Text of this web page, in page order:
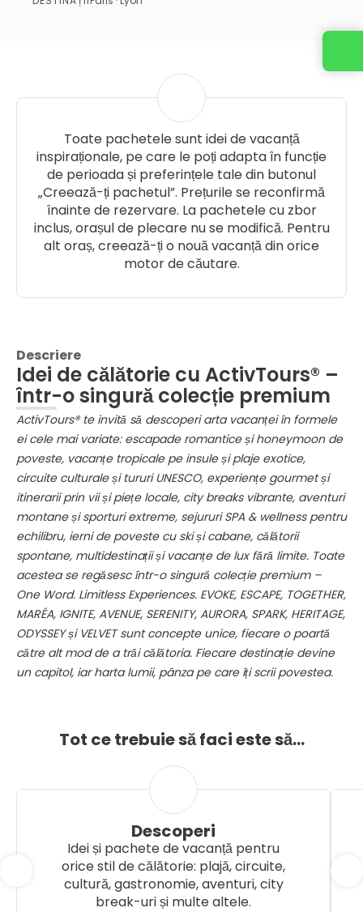
Vezi mai multe
Toate pachetele sunt idei de vacanță
inspiraționale, pe care le poți adapta în funcție
de perioada și preferințele tale din butonul
„Creează-ți pachetul”. Prețurile se reconfirmă
înainte de rezervare. La pachetele cu zbor
inclus, orașul de plecare nu se modifică. Pentru
alt oraș, creează-ți o nouă vacanță din orice
motor de căutare.
Descriere
Idei de călătorie cu ActivTours® –
într-o singură colecție premium
ActivTours® te invită să descoperi arta vacanței în formele
ei cele mai variate: escapade romantice și honeymoon de
poveste, vacanțe tropicale pe insule și plaje exotice,
circuite culturale și tururi UNESCO, experiențe gourmet și
itinerarii prin vii și piețe locale, city breaks vibrante, aventuri
montane și sporturi extreme, sejururi SPA & wellness pentru
echilibru, ierni de poveste cu ski și cabane, călătorii
spontane, multidestinații și vacanțe de lux fără limite. Toate
acestea se regăsesc într-o singură colecție premium –
One Word. Limitless Experiences. EVOKE, ESCAPE, TOGETHER,
MARÉA, IGNITE, AVENUE, SERENITY, AURORA, SPARK, HERITAGE,
ODYSSEY și VELVET sunt concepte unice, fiecare o poartă
către alt mod de a trăi călătoria. Fiecare destinație devine
un capitol, iar harta lumii, pânza pe care îți scrii povestea.
Tot ce trebuie să faci este să...
Descoperi
Idei și pachete de vacanță pentru
orice stil de călătorie: plajă, circuite,
cultură, gastronomie, aventuri, city
break-uri și multe altele.